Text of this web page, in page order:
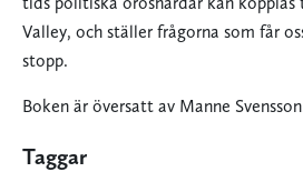
Valley, och ställer frågorna som får
stopp.
Boken är översatt av Manne
Taggar